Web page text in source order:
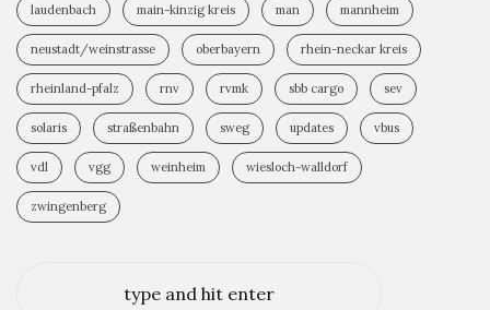
laudenbach main-kinzig kreis man mannheim
neustadt/weinstrasse oberbayern rhein-neckar kreis
rheinland-pfalz rnv rvmk sbb cargo sev
solaris straßenbahn sweg updates vbus
vdl vgg weinheim wiesloch-walldorf
zwingenberg